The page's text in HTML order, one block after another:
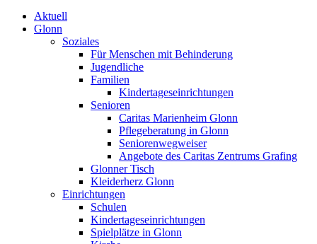
Markt Glonn
Aktuell
Glonn
Soziales
Für Menschen mit Behinderung
Jugendliche
Familien
Kindertageseinrichtungen
Senioren
Caritas Marienheim Glonn
Pflegeberatung in Glonn
Seniorenwegweiser
Angebote des Caritas Zentrums Grafing
Glonner Tisch
Kleiderherz Glonn
Einrichtungen
Schulen
Kindertageseinrichtungen
Spielplätze in Glonn